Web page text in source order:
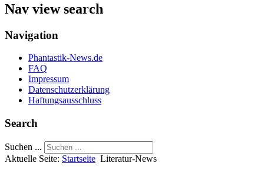
Nav view search
Navigation
Phantastik-News.de
FAQ
Impressum
Datenschutzerklärung
Haftungsausschluss
Search
Suchen ...
Aktuelle Seite: Startseite Literatur-News